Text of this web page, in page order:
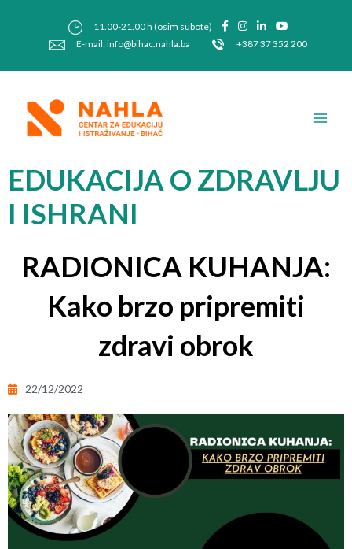
11.00-21.00 h (osim subote)
E-mail: info@bihac.nahla.ba
+387 37 352 200
Menu
EDUKACIJA O ZDRAVLJU
I ISHRANI
RADIONICA KUHANJA:
Kako brzo pripremiti
zdravi obrok
22/12/2022